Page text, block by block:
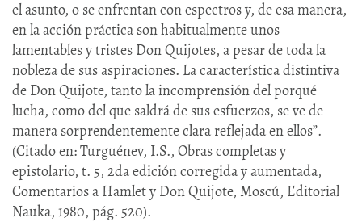
el asunto, o se enfrentan con espectros y, de esa manera,
en la acción práctica son habitualmente unos
lamentables y tristes Don Quijotes, a pesar de toda la
nobleza de sus aspiraciones. La característica distintiva
de Don Quijote, tanto la incomprensión del porqué
lucha, como del que saldrá de sus esfuerzos, se ve de
manera sorprendentemente clara reflejada en ellos”.
(Citado en: Turguénev, I.S., Obras completas y
epistolario, t. 5, 2da edición corregida y aumentada,
Comentarios a Hamlet y Don Quijote, Moscú, Editorial
Nauka, 1980, pág. 520).